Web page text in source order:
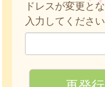
ドレスが変更と
入力してください